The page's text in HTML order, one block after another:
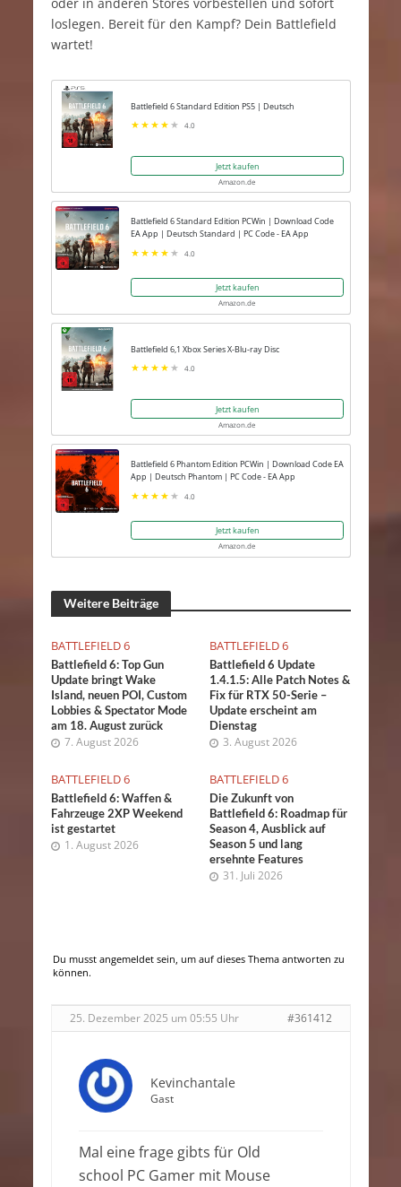
loslegen. Bereit für den Kampf? Dein Battlefield
wartet!
Battlefield 6 Standard Edition PS5 | Deutsch
4.0
Jetzt kaufen
Amazon.de
Battlefield 6 Standard Edition PCWin | Download Code
EA App | Deutsch Standard | PC Code - EA App
4.0
Jetzt kaufen
Amazon.de
Battlefield 6,1 Xbox Series X-Blu-ray Disc
4.0
Jetzt kaufen
Amazon.de
Battlefield 6 Phantom Edition PCWin | Download Code EA
App | Deutsch Phantom | PC Code - EA App
4.0
Jetzt kaufen
Amazon.de
Weitere Beiträge
BATTLEFIELD 6
Battlefield 6: Top Gun
Update bringt Wake
Island, neuen POI, Custom
Lobbies & Spectator Mode
am 18. August zurück
7. August 2026
BATTLEFIELD 6
Battlefield 6 Update
1.4.1.5: Alle Patch Notes &
Fix für RTX 50-Serie –
Update erscheint am
Dienstag
3. August 2026
BATTLEFIELD 6
Battlefield 6: Waffen &
Fahrzeuge 2XP Weekend
ist gestartet
1. August 2026
BATTLEFIELD 6
Die Zukunft von
Battlefield 6: Roadmap für
Season 4, Ausblick auf
Season 5 und lang
ersehnte Features
31. Juli 2026
Du musst angemeldet sein, um auf dieses Thema antworten zu
können.
25. Dezember 2025 um 05:55 Uhr #361412
Kevinchantale
Gast
Mal eine frage gibts für Old
school PC Gamer mit Mouse